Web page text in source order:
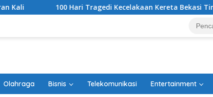
100 Hari Tragedi Kecelakaan Kereta Bekasi Timur, Realisasi
Olahraga Bisnis Telekomunikasi Entertainment